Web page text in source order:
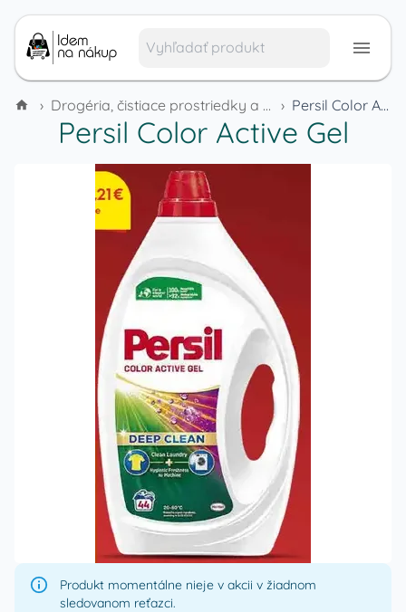
› Drogéria, čistiace prostriedky a domáca chémia › Persil Color Active Gel
Persil Color Active Gel
Produkt momentálne nieje v akcii v žiadnom
sledovanom reťazci.